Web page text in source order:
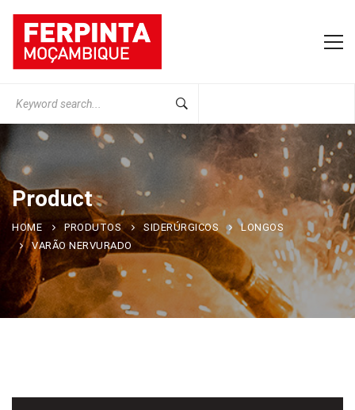
for:
Product
HOME PRODUTOS SIDERÚRGICOS
LONGOS
VARÃO NERVURADO